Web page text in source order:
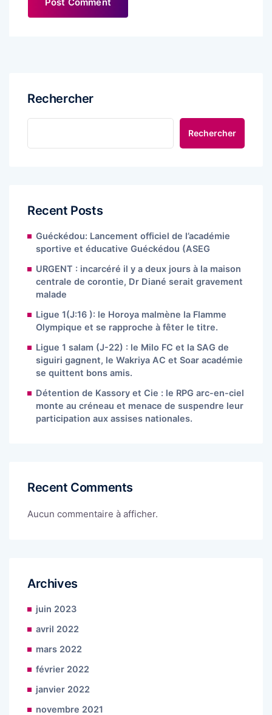
Rechercher
Rechercher
Recent Posts
Guéckédou: Lancement officiel de l’académie
sportive et éducative Guéckédou (ASEG
URGENT : incarcéré il y a deux jours à la maison
centrale de corontie, Dr Diané serait gravement
malade
Ligue 1(J:16 ): le Horoya malmène la Flamme
Olympique et se rapproche à fêter le titre.
Ligue 1 salam (J-22) : le Milo FC et la SAG de
siguiri gagnent, le Wakriya AC et Soar académie
se quittent bons amis.
Détention de Kassory et Cie : le RPG arc-en-ciel
monte au créneau et menace de suspendre leur
participation aux assises nationales.
Recent Comments
Aucun commentaire à afficher.
Archives
juin 2023
avril 2022
mars 2022
février 2022
janvier 2022
novembre 2021